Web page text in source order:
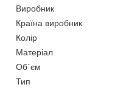
Виробник
Країна виробник
Колір
Матеріал
Об`єм
Тип